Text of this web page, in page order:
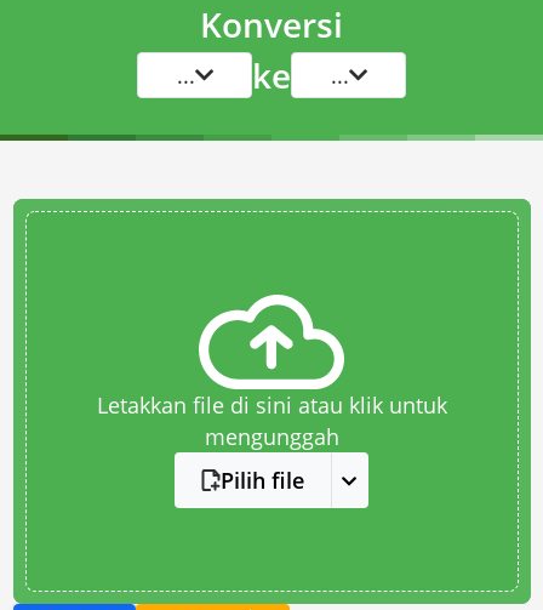
Konversi
... ke ...
Letakkan file di sini atau klik untuk
mengunggah
Pilih file